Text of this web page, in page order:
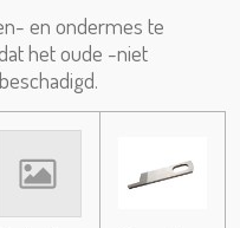
en ondermes te
het oude -niet